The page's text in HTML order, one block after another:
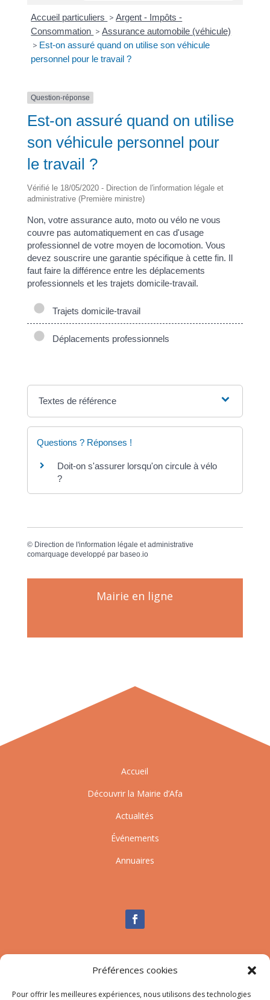
Préférences cookies
Pour offrir les meilleures expériences, nous utilisons des technologies
Accueil particuliers > Argent - Impôts -
Consommation > Assurance automobile (véhicule)
> Est-on assuré quand on utilise son véhicule
personnel pour le travail ?
Question-réponse
Est-on assuré quand on utilise
son véhicule personnel pour
le travail ?
Vérifié le 18/05/2020 - Direction de l'information légale et
administrative (Première ministre)
Non, votre assurance auto, moto ou vélo ne vous
couvre pas automatiquement en cas d'usage
professionnel de votre moyen de locomotion. Vous
devez souscrire une garantie spécifique à cette fin. Il
faut faire la différence entre les déplacements
professionnels et les trajets domicile-travail.
Trajets domicile-travail
Déplacements professionnels
Textes de référence
Questions ? Réponses !
Doit-on s'assurer lorsqu'on circule à vélo
?
© Direction de l'information légale et administrative
comarquage developpé par baseo.io
Mairie en ligne
Accueil
Découvrir la Mairie d’Afa
Actualités
Événements
Annuaires
Nous contacter
Mail:secretariat-mairie@afa.corsica